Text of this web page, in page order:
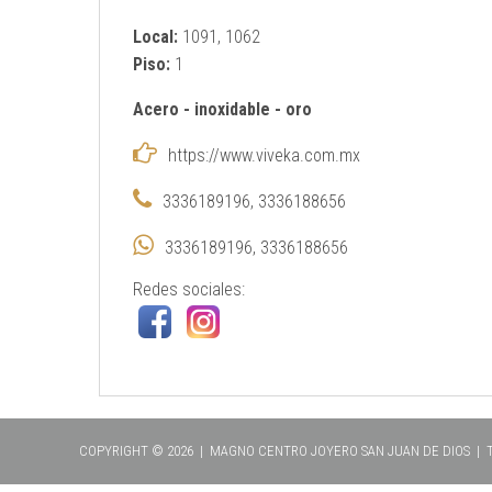
Local: 1091, 1062
Piso: 1
Acero - inoxidable - oro
https://www.viveka.com.mx
3336189196, 3336188656
3336189196, 3336188656
Redes sociales:
COPYRIGHT © 2026 | MAGNO CENTRO JOYERO SAN JUAN DE DIOS |